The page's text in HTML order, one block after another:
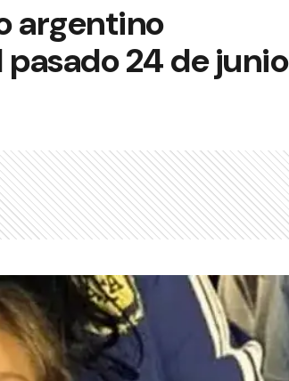
argentino
24 de junio